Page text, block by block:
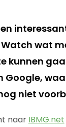
Watch wat
kunnen
Google,
niet
naar IBMG.net